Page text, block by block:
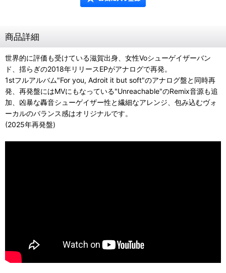
商品詳細
世界的に評価も受けている滋賀出身、女性Voシューゲイザーバン
ド、揺らぎの2018年リリースEPがアナログで再発。
1stフルアルバム"For you, Adroit it but soft"のアナログ盤と同時再
発、再発盤にはMVにもなっている"Unreachable"のRemix音源も追
加、凶暴な轟音シューゲイザー性と繊細なアレンジ、包み込むヴォ
ーカルのバランス感はオリジナルです。
(2025年再発盤)